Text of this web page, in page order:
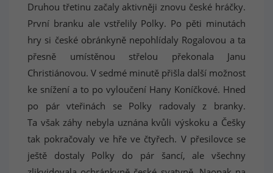
Druhou třetinu začaly aktivněji znovu české hráčky.
První branku ale vstřelily Polky. Po pěti minutách
hry si české obránkyně nepohlídaly Rogalovou a ta
přesně umístěnou střelou překonala Janu
Christiánovou. V sedmé minutě přišla další možnost
ke snížení a to po vyloučení Hany Koníčkové. Hned
po pár vteřinách se Polky radovaly z branky.
Ta však záhy nebyla uznána kvůli výskoku a Češky
tak pokračovaly ve hře ve čtyřech. V přesilovce se
ještě dostaly Polky do pár šancí, ale všechny